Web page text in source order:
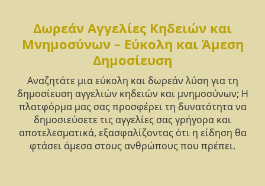
Δωρεάν Αγγελίες Κηδειών και
Μνημοσύνων – Εύκολη και Άμεση
Δημοσίευση
Αναζητάτε μια εύκολη και δωρεάν λύση για τη
δημοσίευση αγγελιών κηδειών και μνημοσύνων; Η
πλατφόρμα μας σας προσφέρει τη δυνατότητα να
δημοσιεύσετε τις αγγελίες σας γρήγορα και
αποτελεσματικά, εξασφαλίζοντας ότι η είδηση θα
φτάσει άμεσα στους ανθρώπους που πρέπει.